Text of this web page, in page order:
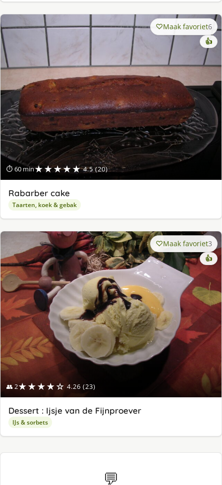
⏱ 60 min★★★★★ 4.5 (20)
Maak favoriet6
👍
Rabarber cake
Taarten, koek & gebak
👥 2★★★★☆ 4.26 (23)
Maak favoriet3
👍
Dessert : Ijsje van de Fijnproever
IJs & sorbets
💬